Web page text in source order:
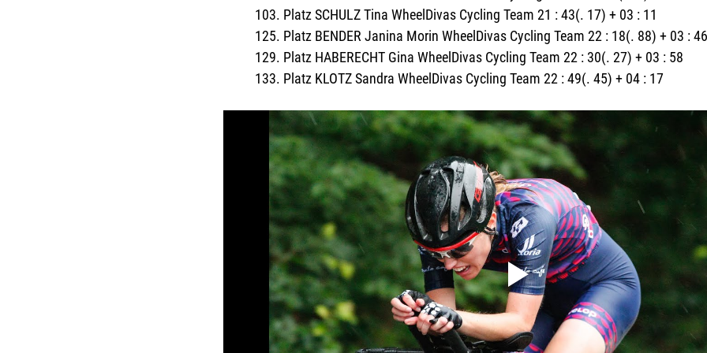
103. Platz SCHULZ Tina WheelDivas Cycling Team 21 : 43(. 17) + 03 : 11
125. Platz BENDER Janina Morin WheelDivas Cycling Team 22 : 18(. 88) + 03 : 46
129. Platz HABERECHT Gina WheelDivas Cycling Team 22 : 30(. 27) + 03 : 58
133. Platz KLOTZ Sandra WheelDivas Cycling Team 22 : 49(. 45) + 04 : 17